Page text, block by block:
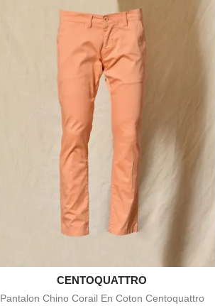
Aperçu rapide
CENTOQUATTRO
Pantalon Chino Corail En Coton Centoquattro